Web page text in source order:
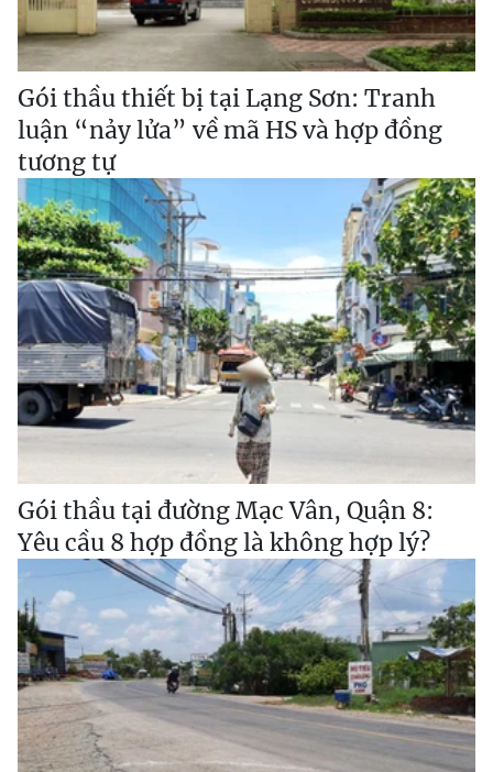
Gói thầu thiết bị tại Lạng Sơn: Tranh
luận “nảy lửa” về mã HS và hợp đồng
tương tự
Gói thầu tại đường Mạc Vân, Quận 8:
Yêu cầu 8 hợp đồng là không hợp lý?